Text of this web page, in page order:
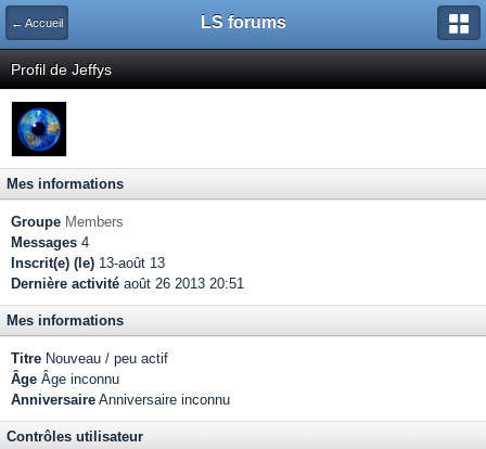
← Accueil LS forums
Profil de Jeffys
Mes informations
Groupe Members
Messages 4
Inscrit(e) (le) 13-août 13
Dernière activité août 26 2013 20:51
Mes informations
Titre Nouveau / peu actif
Âge Âge inconnu
Anniversaire Anniversaire inconnu
Contrôles utilisateur